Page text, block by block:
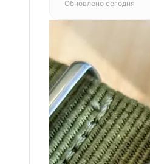
Обновлено сегодня